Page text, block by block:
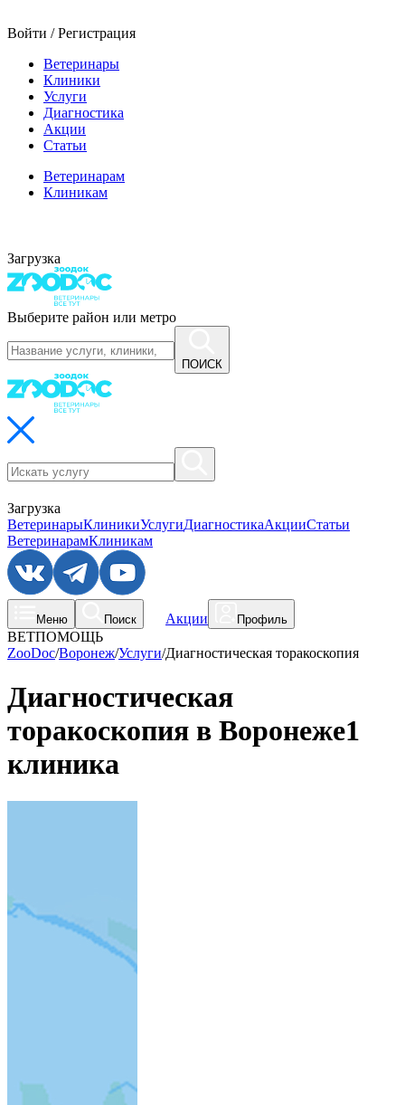
Войти / Регистрация
Ветеринары
Клиники
Услуги
Диагностика
Акции
Статьи
Ветеринарам
Клиникам
Загрузка
Выберите район или метро
ПОИСК
Загрузка
ВетеринарыКлиникиУслугиДиагностикаАкцииСтатьи
ВетеринарамКлиникам
Меню Поиск Акции Профиль
ВЕТПОМОЩЬ
ZooDoc/Воронеж/Услуги/Диагностическая торакоскопия
Диагностическая
торакоскопия в Воронеже1
клиника